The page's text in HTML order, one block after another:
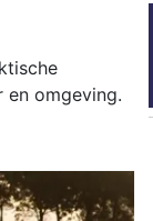
en omgeving.
in